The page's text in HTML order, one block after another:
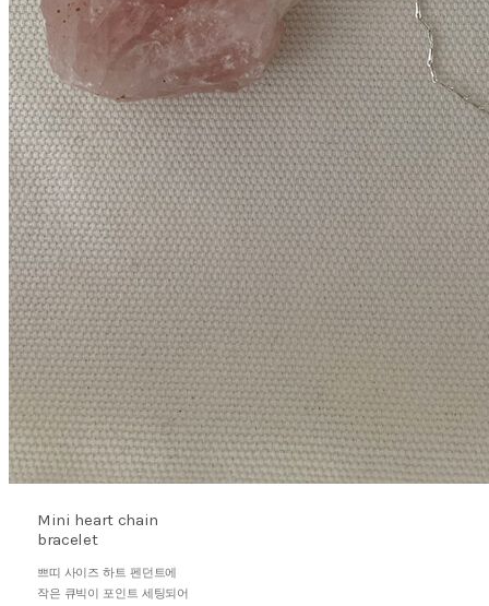
Mini heart chain
bracelet
쁘띠 사이즈 하트 펜던트에
작은 큐빅이 포인트 세팅되어